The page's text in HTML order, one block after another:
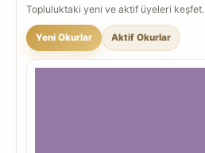
Topluluktaki yeni ve aktif üyeleri keşfet.
Yeni Okurlar Aktif Okurlar